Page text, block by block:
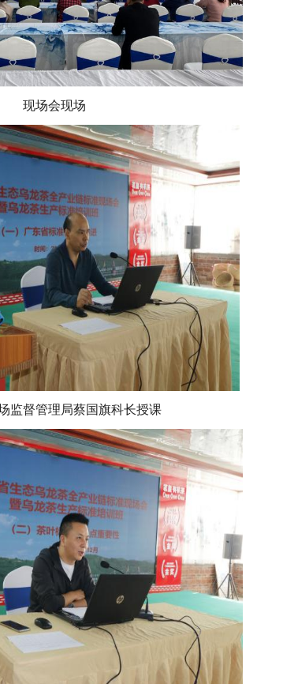
现场会现场
监督管理局蔡国旗科长授课